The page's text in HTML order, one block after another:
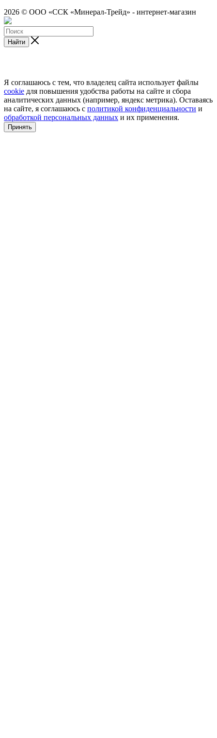
2026 © ООО «ССК «Минерал-Трейд» - интернет-магазин
Найти
Я соглашаюсь с тем, что владелец сайта использует файлы
cookie для повышения удобства работы на сайте и сбора
аналитических данных (например, яндекс метрика). Оставаясь
на сайте, я соглашаюсь с политикой конфиденциальности и
обработкой персональных данных и их применения.
Принять